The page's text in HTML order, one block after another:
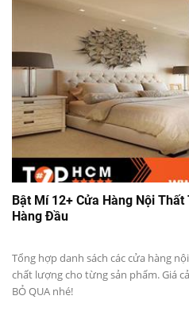
Bật Mí 12+ Cửa Hàng Nội
Hàng Đầu
Tổng hợp danh sách các cửa hàng
chất lượng cho từng sản phẩm. Giá
BỎ QUA nhé!